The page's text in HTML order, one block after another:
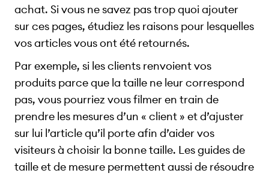
achat. Si vous ne savez pas trop quoi ajouter
sur ces pages, étudiez les raisons pour lesquelles
vos articles vous ont été retournés.
Par exemple, si les clients renvoient vos
produits parce que la taille ne leur correspond
pas, vous pourriez vous filmer en train de
prendre les mesures d’un « client » et d’ajuster
sur lui l’article qu’il porte afin d’aider vos
visiteurs à choisir la bonne taille. Les guides de
taille et de mesure permettent aussi de résoudre